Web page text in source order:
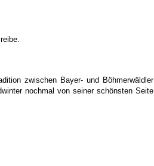
zwischen Bayer- und Böhmerwäldler
nochmal von seiner schönsten Seite